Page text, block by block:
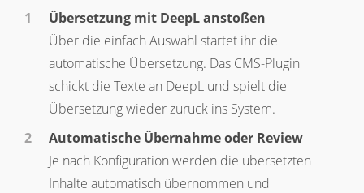
Übersetzung mit DeepL anstoßen
Über die einfach Auswahl startet ihr die
automatische Übersetzung. Das CMS-Plugin
schickt die Texte an DeepL und spielt die
Übersetzung wieder zurück ins System.
Automatische Übernahme oder Review
Je nach Konfiguration werden die übersetzten
Inhalte automatisch übernommen und